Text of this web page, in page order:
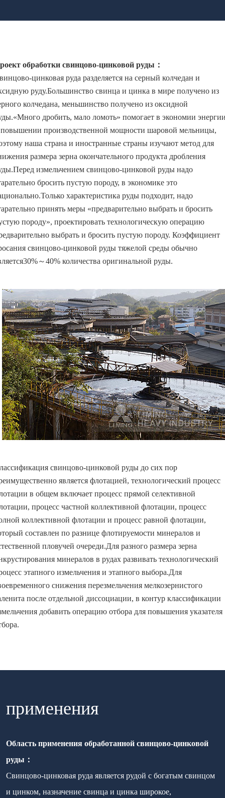
обработки свинцово-цинковой руды：
цинковая руда разделяется на серный колчедан и
руду.Большинство свинца и цинка в мире получено из
колчедана, меньшинство получено из оксидной
дробить, мало ломоть» помогает в экономии
производственной мощности шаровой мельницы,
наша страна и иностранные страны изучают метод для
размера зерна окончательного продукта дробления
измельчением свинцово-цинковой руды надо
бросить пустую породу, в экономике это
характеристика руды подходит, надо
принять меры «предварительно выбрать и бросить
породу», проектировать технологическую операцию
выбрать и бросить пустую породу. Коэффициент
свинцово-цинковой руды тяжелой среды обычно
～40% количества оригинальной руды.
свинцово-цинковой руды до сих пор
является флотацией, технологический процесс
в общем включает процесс прямой селективной
процесс частной коллективной флотации, процесс
коллективной флотации и процесс равной флотации,
составлен по разнице флотируемости минералов и
пловучей очереди.Для разного размера зерна
минералов в рудах развивать технологический
этапного измельчения и этапного выбора.Для
снижения перезмельчения мелкозернистого
после отдельной диссоциации, в контур классификации
добавить операцию отбора для повышения указателя
применения
Область применения обработанной свинцово-цинковой
руды：
Свинцово-цинковая руда является рудой с богатым свинцом
и цинком, назначение свинца и цинка широкое,